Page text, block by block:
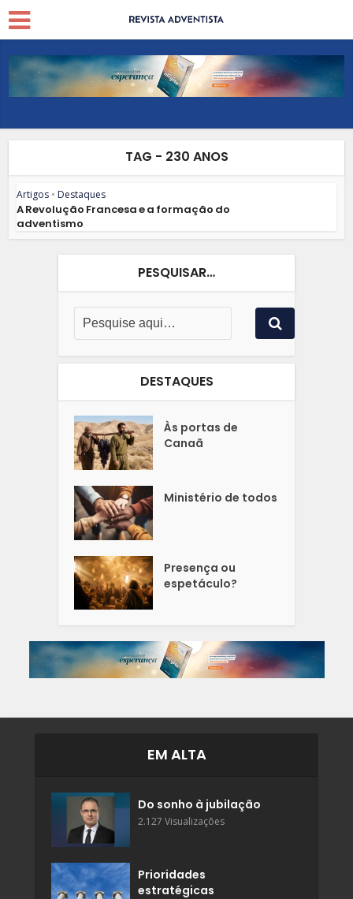
TAG - 230 ANOS
Artigos • Destaques
A Revolução Francesa e a formação do
adventismo
PESQUISAR…
DESTAQUES
Às portas de
Canaã
Ministério de todos
Presença ou
espetáculo?
EM ALTA
Do sonho à jubilação
2.127 Visualizações
Prioridades
estratégicas